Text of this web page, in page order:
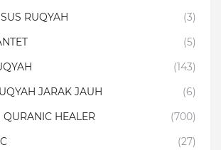
RUQYAH
(3)
(5)
(143)
JARAK JAUH
(6)
HEALER
(700)
(27)